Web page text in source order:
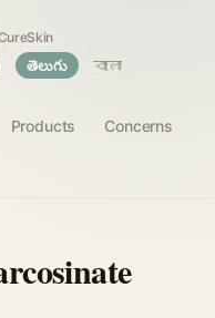
Products
Concerns
తెలుగు
বাংলা